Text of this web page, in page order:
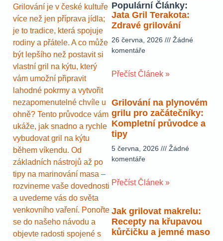
Grilování je v české kultuře
více než jen příprava jídla;
je to tradice, která spojuje
rodiny a přátele. A co může
být lepšího než postavit si
vlastní gril na kýtu, který
vám umožní připravit
lahodné pokrmy a vytvořit
nezapomenutelné chvíle u
ohně? Tento průvodce vám
ukáže, jak snadno a rychle
vybudovat gril na kýtu
během víkendu. Od
základních nástrojů až po
tipy na marinování masa –
rozvineme vaše dovednosti
a uvedeme vás do světa
venkovního vaření. Ponořte
se do našeho návodu a
objevte radosti spojené s
Populární Články:
Jata Gril Terakota:
Zdravé grilování
26 června, 2026
Žádné
komentáře
Přečíst Článek »
Grilování na plynovém
grilu pro začátečníky:
Kompletní průvodce a
tipy
5 června, 2026
Žádné
komentáře
Přečíst Článek »
Jak grilovat makrelu:
Recepty na křupavou
kůrčičku a jemné maso